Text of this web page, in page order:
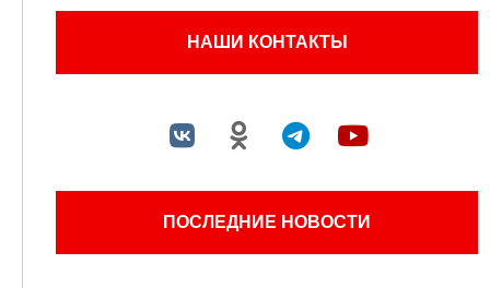
НАШИ КОНТАКТЫ
ПОСЛЕДНИЕ НОВОСТИ